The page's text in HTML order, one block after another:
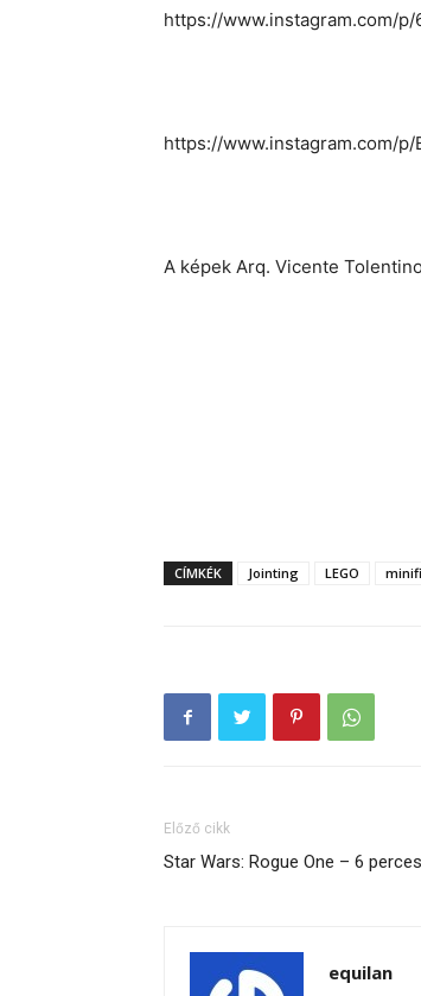
https://www.instagram.com/p/
https://www.instagram.com/p/
A képek Arq. Vicente
CÍMKÉK Jointing LEGO
Előző cikk
Star Wars: Rogue One – 6
equilan